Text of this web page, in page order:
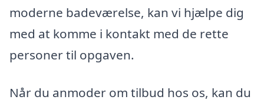
moderne badeværelse, kan vi hjælpe dig
med at komme i kontakt med de rette
personer til opgaven.
Når du anmoder om tilbud hos os, kan du